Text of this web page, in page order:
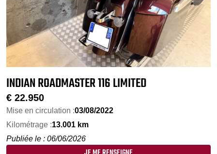
INDIAN ROADMASTER 116 LIMITED
€22.950
Mise en circulation :03/08/2022
Kilométrage :13.001 km
Publiée le : 06/06/2026